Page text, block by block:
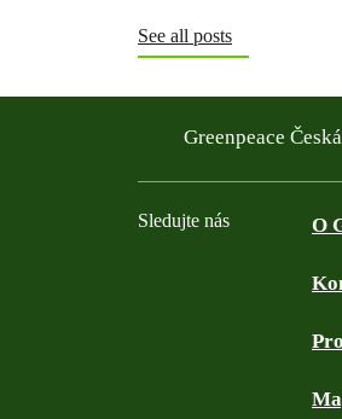
See all posts
Greenpeace
Sledujte nás O